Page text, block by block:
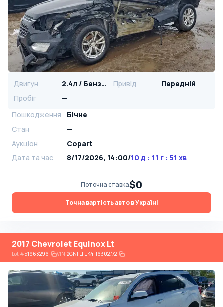
Двигун 2.4л / Бензин Привід
Передній
Пробіг
—
Пошкодження
Бічне
Стан
—
Аукціон
Copart
Дата та час
8/17/2026, 14:00/10 д : 11 г : 51 хв
Поточна ставка$0
Точна вартість авто в Україні
2017 Chevrolet Equinox Lt
Lot#51963296 VIN:2GNFLFEK4H6302772